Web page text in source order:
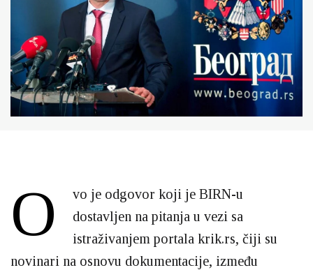
O
vo je odgovor koji je BIRN-u
dostavljen na pitanja u vezi sa
istraživanjem portala krik.rs, čiji su
novinari na osnovu dokumentacije, između